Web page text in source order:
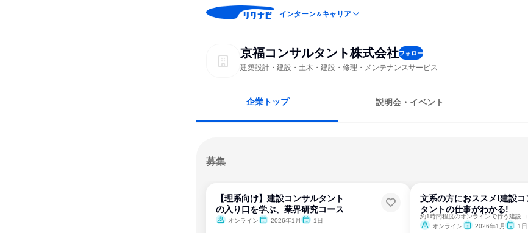
インターン＆キャリア
京福コンサルタント株式会社フォロー
建築設計・建設・土木・建設・修理・メンテナンスサービス
企業トップ 説明会・イベント
募集
【理系向け】建設コンサルタント
の入り口を学ぶ、業界研究コース
オンライン 2026年1月 1日
文系の方におススメ!建設コ
タントの仕事がわかる!
オンライン
2026年1月 1日